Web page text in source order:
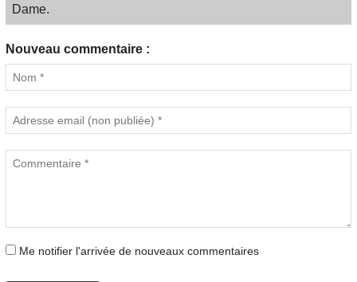
Dame.
Nouveau commentaire :
Me notifier l'arrivée de nouveaux commentaires